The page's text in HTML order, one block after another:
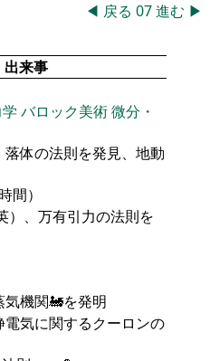
◀ 戻る 07進む ▶
出来事
バロック美術微分・
落体の法則を発見、地動
間）
）、万有引力の法則を
気機関🚂を発明
電気に関するクーロンの